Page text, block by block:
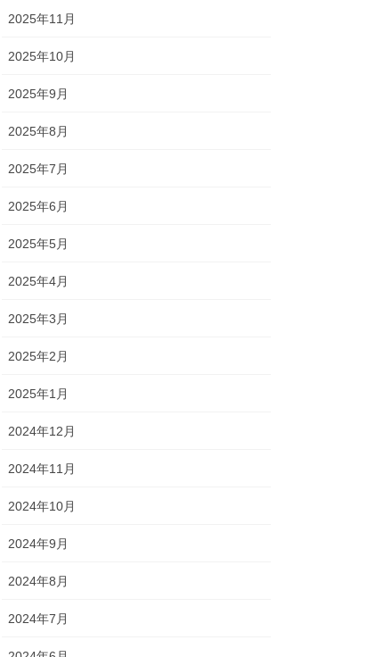
2025年11月
2025年10月
2025年9月
2025年8月
2025年7月
2025年6月
2025年5月
2025年4月
2025年3月
2025年2月
2025年1月
2024年12月
2024年11月
2024年10月
2024年9月
2024年8月
2024年7月